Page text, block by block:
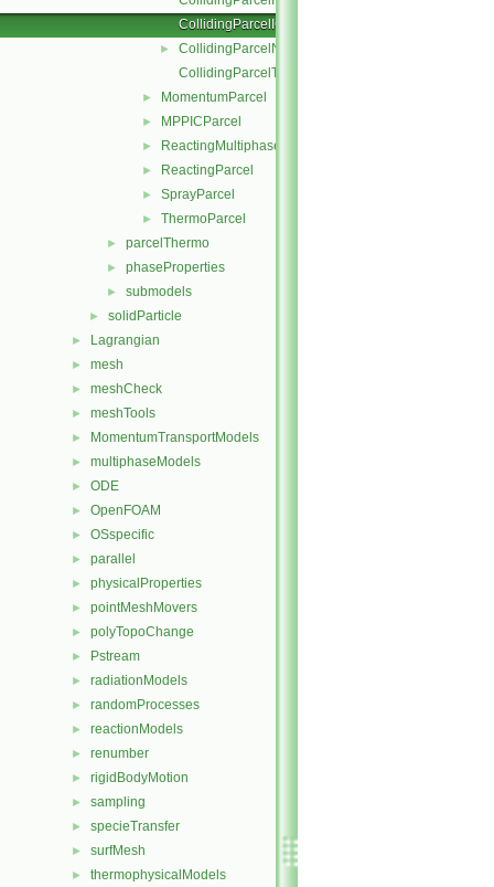
CollidingParcelIO.C
►
CollidingParcelName.C
CollidingParcelTrackingDataI.H
► MomentumParcel
► MPPICParcel
► ReactingMultiphaseParcel
► ReactingParcel
► SprayParcel
► ThermoParcel
► parcelThermo
► phaseProperties
► submodels
► solidParticle
► Lagrangian
► mesh
► meshCheck
► meshTools
► MomentumTransportModels
► multiphaseModels
► ODE
► OpenFOAM
► OSspecific
► parallel
► physicalProperties
► pointMeshMovers
► polyTopoChange
► Pstream
► radiationModels
► randomProcesses
► reactionModels
► renumber
► rigidBodyMotion
► sampling
► specieTransfer
► surfMesh
► thermophysicalModels